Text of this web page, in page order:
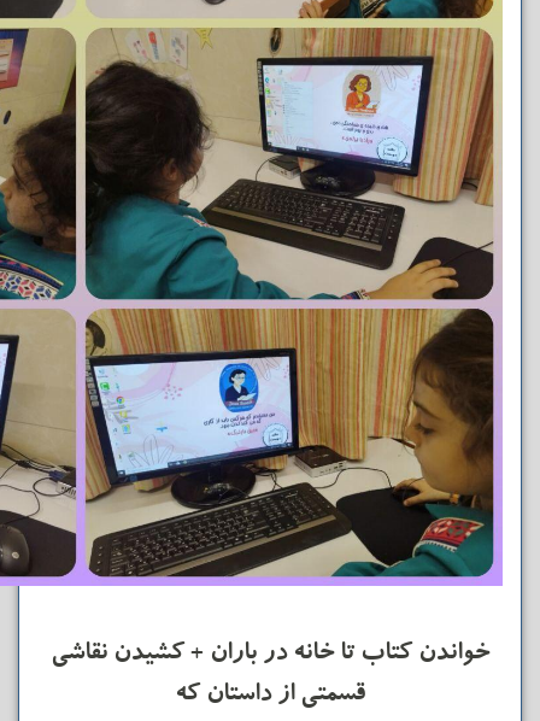
خواندن کتاب تا خانه در باران + کشیدن نقاشی
قسمتی از داستان که